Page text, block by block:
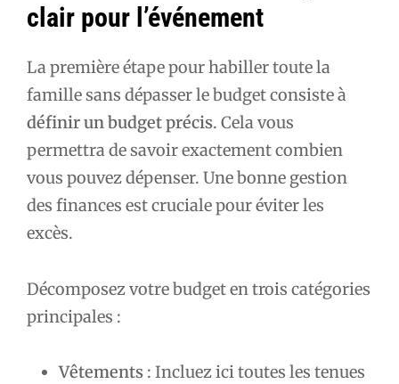
clair pour l’événement
La première étape pour habiller toute la
famille sans dépasser le budget consiste à
définir un budget précis. Cela vous
permettra de savoir exactement combien
vous pouvez dépenser. Une bonne gestion
des finances est cruciale pour éviter les
excès.
Décomposez votre budget en trois catégories
principales :
Vêtements : Incluez ici toutes les tenues